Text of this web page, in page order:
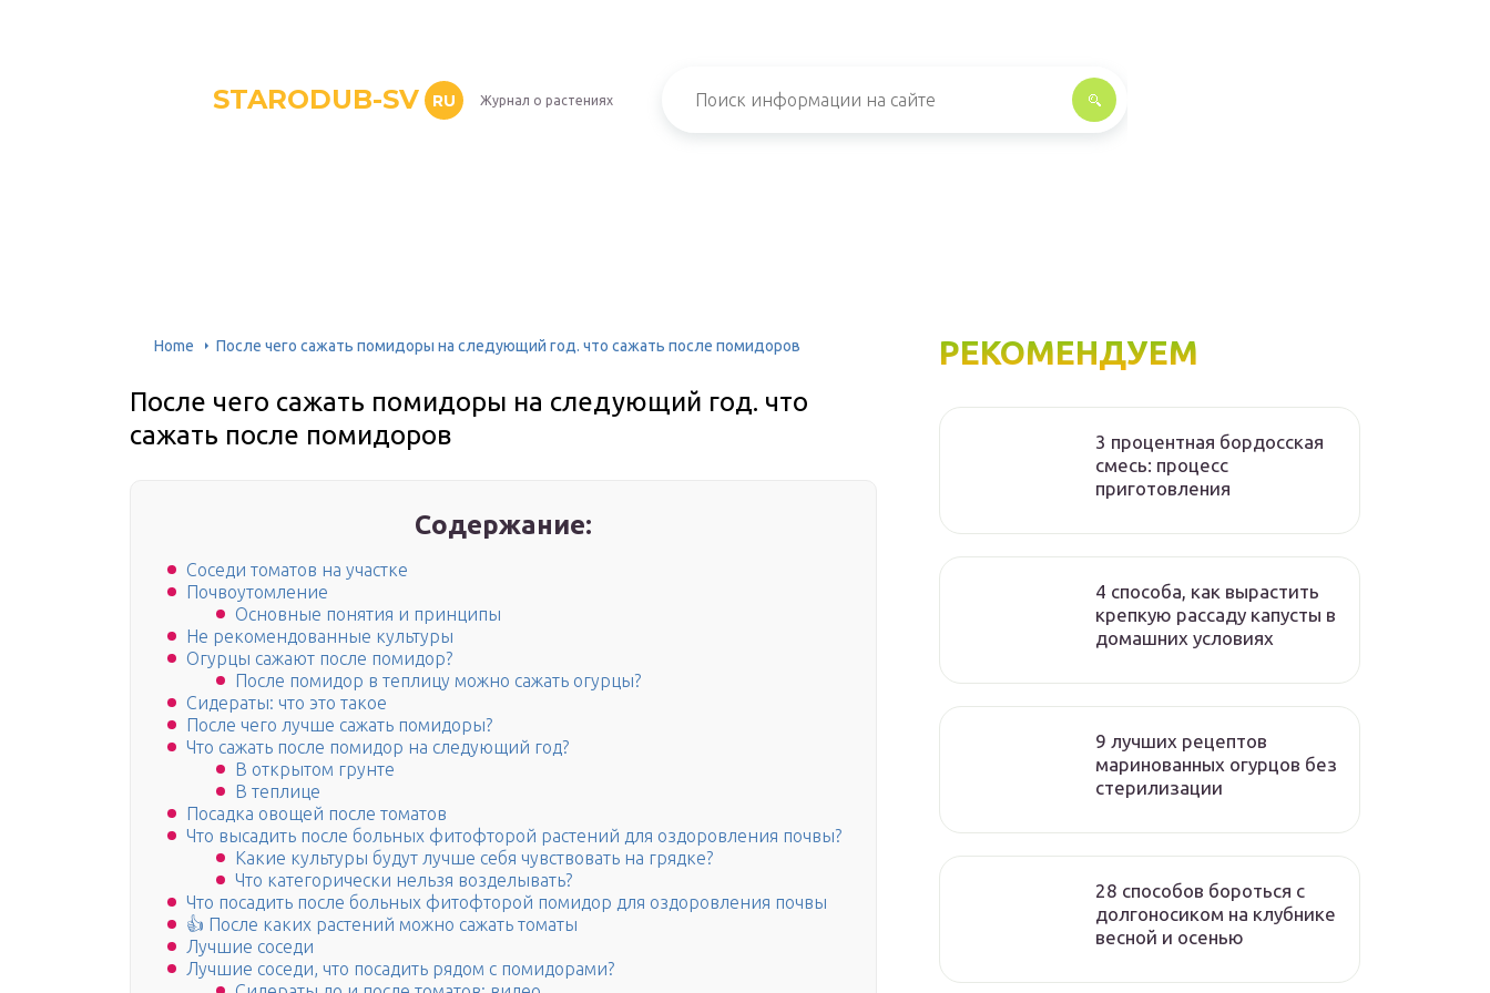
STARODUB-SV RU Журнал о растениях
Home После чего сажать помидоры на следующий год. что сажать после помидоров
После чего сажать помидоры на следующий год. что
сажать после помидоров
Содержание:
Соседи томатов на участке
Почвоутомление
Основные понятия и принципы
Не рекомендованные культуры
Огурцы сажают после помидор?
После помидор в теплицу можно сажать огурцы?
Сидераты: что это такое
После чего лучше сажать помидоры?
Что сажать после помидор на следующий год?
В открытом грунте
В теплице
Посадка овощей после томатов
Что высадить после больных фитофторой растений для оздоровления почвы?
Какие культуры будут лучше себя чувствовать на грядке?
Что категорически нельзя возделывать?
Что посадить после больных фитофторой помидор для оздоровления почвы
👍 После каких растений можно сажать томаты
Лучшие соседи
Лучшие соседи, что посадить рядом с помидорами?
РЕКОМЕНДУЕМ
3 процентная бордосская
смесь: процесс
приготовления
4 способа, как вырастить
крепкую рассаду капусты в
домашних условиях
9 лучших рецептов
маринованных огурцов без
стерилизации
28 способов бороться с
долгоносиком на клубнике
весной и осенью